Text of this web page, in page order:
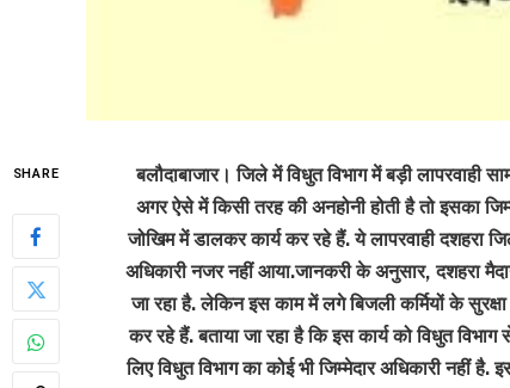
SHARE
बलौदाबाजार। जिले में विधुत विभाग में बड़ी लापरवाही
अगर ऐसे में किसी तरह की अनहोनी होती है तो इसका
जोखिम में डालकर कार्य कर रहे हैं. ये लापरवाही दशहरा
अधिकारी नजर नहीं आया.जानकरी के अनुसार, दशहरा
जा रहा है. लेकिन इस काम में लगे बिजली कर्मियों के
कर रहे हैं. बताया जा रहा है कि इस कार्य को विधुत
लिए विधुत विभाग का कोई भी जिम्मेदार अधिकारी नहीं